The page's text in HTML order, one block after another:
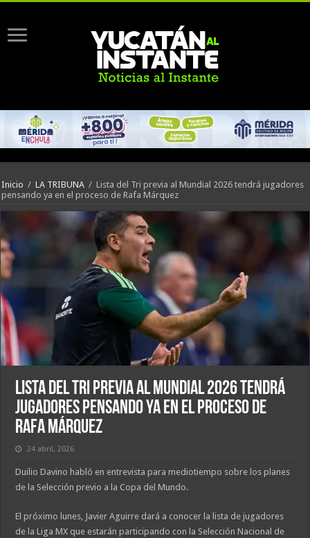
Inicio / LA TRIBUNA / Lista del Tri previa al Mundial 2026 tendrá jugadores
pensando ya en el proceso de Rafa Márquez
Lista del Tri previa al Mundial 2026 tendrá
jugadores pensando ya en el proceso de
Rafa Márquez
24 abril, 2026
Duilio Davino habló en entrevista para mediotiempo sobre los planes
de la Selección previo a la Copa del Mundo.
El próximo lunes, Javier Aguirre dará a conocer la lista de jugadores
de la Liga MX que estarán participando con la Selección Nacional de